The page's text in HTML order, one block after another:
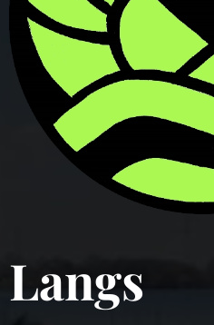
Langs